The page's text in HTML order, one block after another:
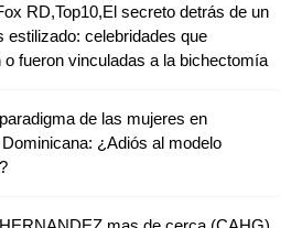
RD,Top10,El secreto detrás de un
estilizado: celebridades que
o fueron vinculadas a la bichectomía
de las mujeres en
¿Adiós al modelo